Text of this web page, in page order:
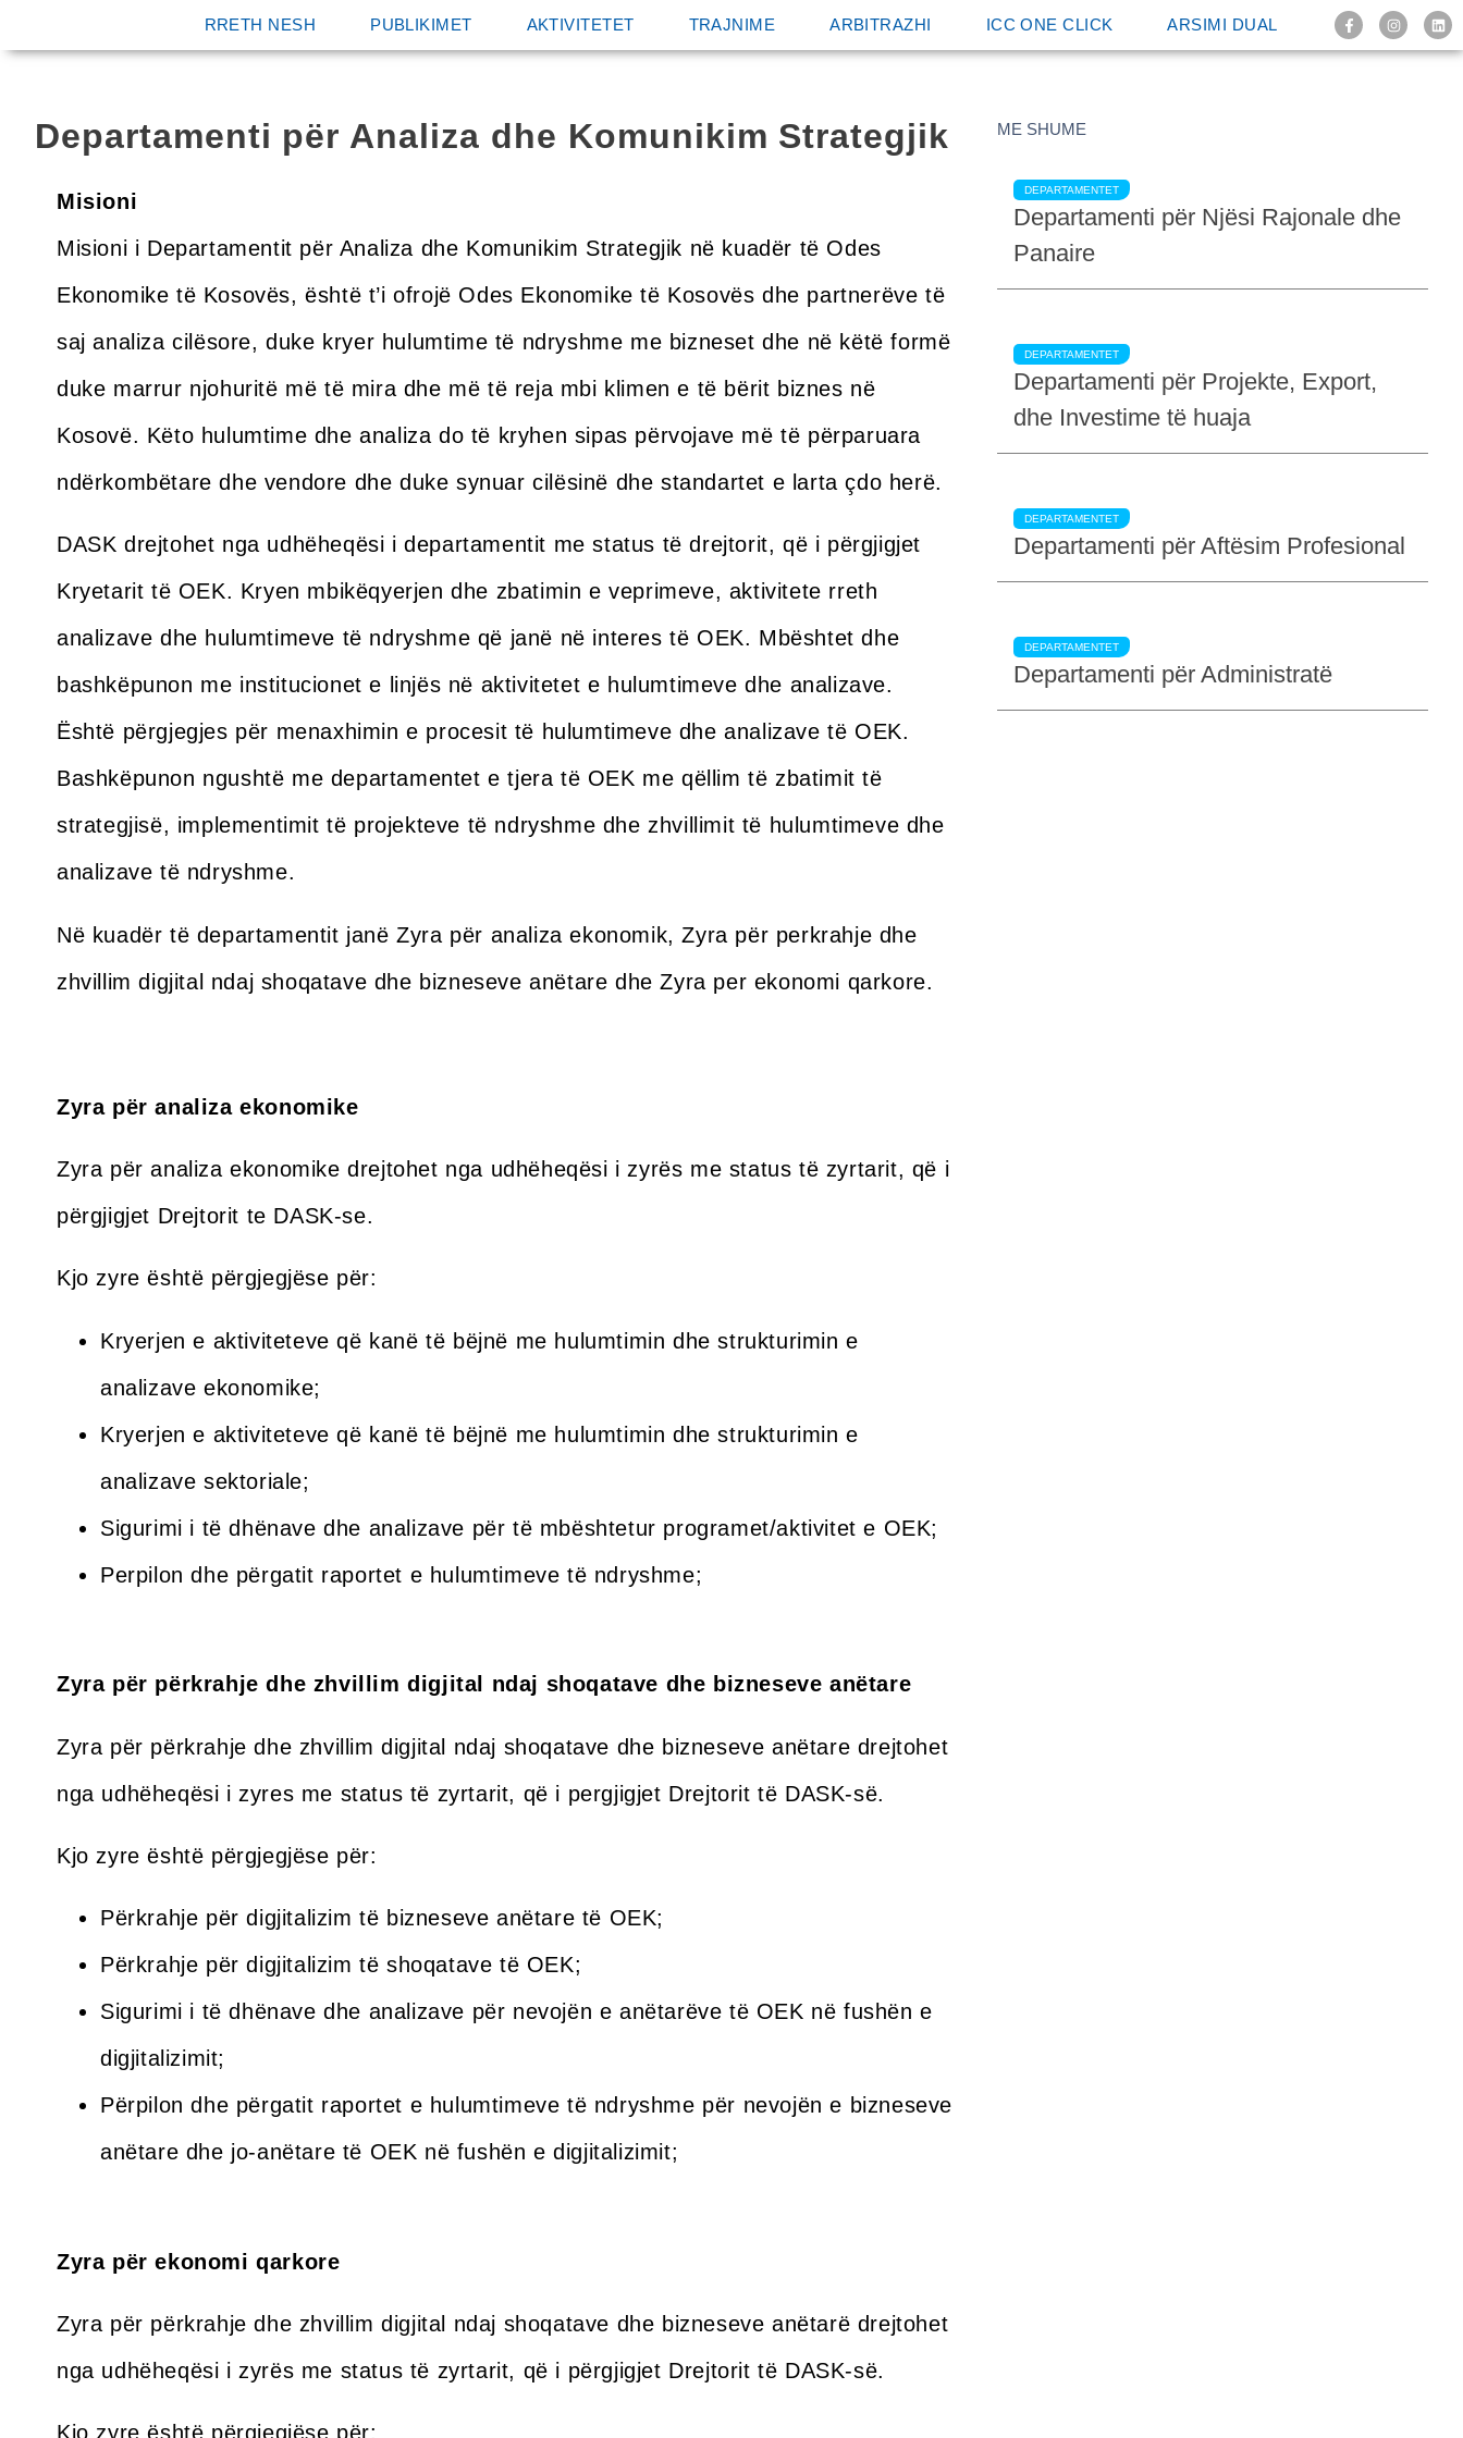
RRETH NESH PUBLIKIMET AKTIVITETET TRAJNIME ARBITRAZHI ICC ONE CLICK ARSIMI DUAL
Departamenti për Analiza dhe Komunikim Strategjik
Misioni
Misioni i Departamentit për Analiza dhe Komunikim Strategjik në kuadër të Odes
Ekonomike të Kosovës, është t’i ofrojë Odes Ekonomike të Kosovës dhe partnerëve të
saj analiza cilësore, duke kryer hulumtime të ndryshme me bizneset dhe në këtë formë
duke marrur njohuritë më të mira dhe më të reja mbi klimen e të bërit biznes në
Kosovë. Këto hulumtime dhe analiza do të kryhen sipas përvojave më të përparuara
ndërkombëtare dhe vendore dhe duke synuar cilësinë dhe standartet e larta çdo herë.
DASK drejtohet nga udhëheqësi i departamentit me status të drejtorit, që i përgjigjet
Kryetarit të OEK. Kryen mbikëqyerjen dhe zbatimin e veprimeve, aktivitete rreth
analizave dhe hulumtimeve të ndryshme që janë në interes të OEK. Mbështet dhe
bashkëpunon me institucionet e linjës në aktivitetet e hulumtimeve dhe analizave.
Është përgjegjes për menaxhimin e procesit të hulumtimeve dhe analizave të OEK.
Bashkëpunon ngushtë me departamentet e tjera të OEK me qëllim të zbatimit të
strategjisë, implementimit të projekteve të ndryshme dhe zhvillimit të hulumtimeve dhe
analizave të ndryshme.
Në kuadër të departamentit janë Zyra për analiza ekonomik, Zyra për perkrahje dhe
zhvillim digjital ndaj shoqatave dhe bizneseve anëtare dhe Zyra per ekonomi qarkore.
Zyra për analiza ekonomike
Zyra për analiza ekonomike drejtohet nga udhëheqësi i zyrës me status të zyrtarit, që i
përgjigjet Drejtorit te DASK-se.
Kjo zyre është përgjegjëse për:
Kryerjen e aktiviteteve që kanë të bëjnë me hulumtimin dhe strukturimin e
analizave ekonomike;
Kryerjen e aktiviteteve që kanë të bëjnë me hulumtimin dhe strukturimin e
analizave sektoriale;
Sigurimi i të dhënave dhe analizave për të mbështetur programet/aktivitet e OEK;
Perpilon dhe përgatit raportet e hulumtimeve të ndryshme;
Zyra për përkrahje dhe zhvillim digjital ndaj shoqatave dhe bizneseve anëtare
Zyra për përkrahje dhe zhvillim digjital ndaj shoqatave dhe bizneseve anëtare drejtohet
nga udhëheqësi i zyres me status të zyrtarit, që i pergjigjet Drejtorit të DASK-së.
Kjo zyre është përgjegjëse për:
Përkrahje për digjitalizim të bizneseve anëtare të OEK;
Përkrahje për digjitalizim të shoqatave të OEK;
Sigurimi i të dhënave dhe analizave për nevojën e anëtarëve të OEK në fushën e
digjitalizimit;
Përpilon dhe përgatit raportet e hulumtimeve të ndryshme për nevojën e bizneseve
anëtare dhe jo-anëtare të OEK në fushën e digjitalizimit;
Zyra për ekonomi qarkore
Zyra për përkrahje dhe zhvillim digjital ndaj shoqatave dhe bizneseve anëtarë drejtohet
nga udhëheqësi i zyrës me status të zyrtarit, që i përgjigjet Drejtorit të DASK-së.
Kjo zyre është përgjegjëse për:
ME SHUME
DEPARTAMENTET
Departamenti për Njësi Rajonale dhe
Panaire
DEPARTAMENTET
Departamenti për Projekte, Export,
dhe Investime të huaja
DEPARTAMENTET
Departamenti për Aftësim Profesional
DEPARTAMENTET
Departamenti për Administratë